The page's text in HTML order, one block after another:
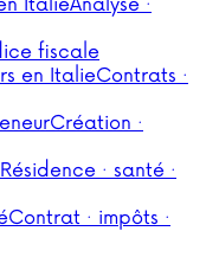
ItalieAnalyse ·
fiscale
en ItalieContrats ·
Création ·
Résidence · santé ·
Contrat · impôts ·